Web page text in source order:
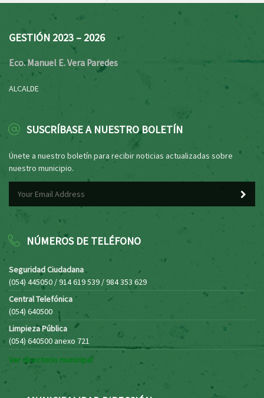
GESTIÓN 2023 – 2026
Eco. Manuel E. Vera Paredes
ALCALDE
SUSCRÍBASE A NUESTRO BOLETÍN
Únete a nuestro boletín para recibir noticias actualizadas sobre
nuestro municipio.
NÚMEROS DE TELÉFONO
Seguridad Ciudadana
(054) 445050 / 914 619 539 / 984 353 629
Central Telefónica
(054) 640500
Limpieza Pública
(054) 640500 anexo 721
Ver directorio municipal